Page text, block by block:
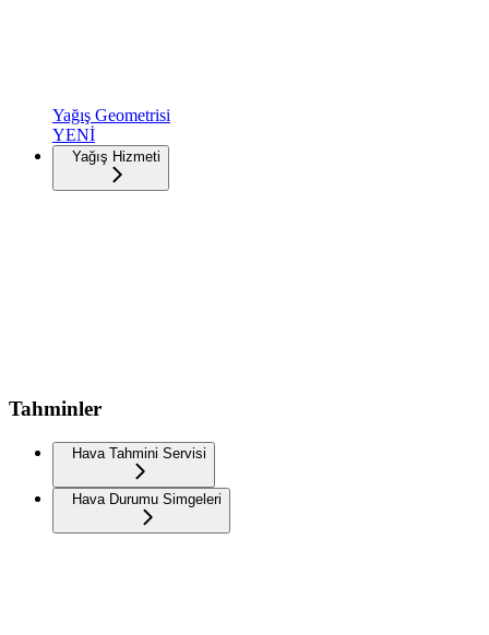
Yağış Geometrisi
YENİ
Yağış Hizmeti
Tahminler
Hava Tahmini Servisi
Hava Durumu Simgeleri